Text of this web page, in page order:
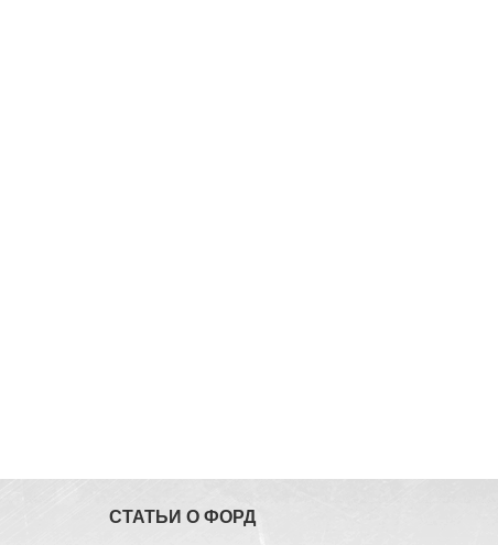
СТАТЬИ О ФОРД